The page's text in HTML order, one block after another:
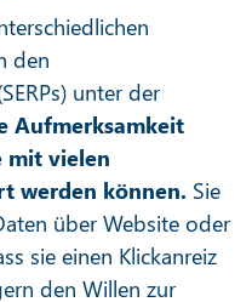
den
unter der
Aufmerksamkeit
mit vielen
werden können. Sie
über Website oder
sie einen Klickanreiz
den Willen zur